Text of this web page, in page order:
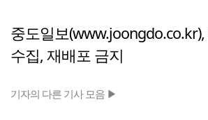
중도일보
수집, 재배포 금지
기자의 다른 기사 모음 ▶